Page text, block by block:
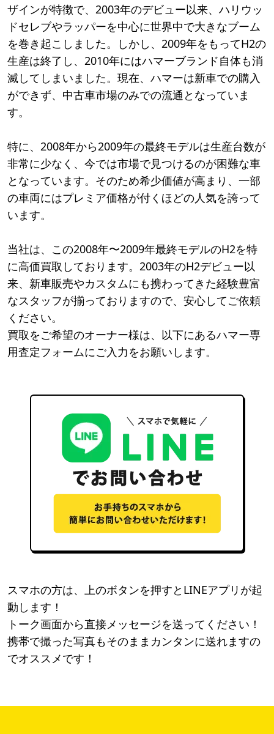
ザインが特徴で、2003年のデビュー以来、ハリウッ
ドセレブやラッパーを中心に世界中で大きなブーム
を巻き起こしました。しかし、2009年をもってH2の
生産は終了し、2010年にはハマーブランド自体も消
滅してしまいました。現在、ハマーは新車での購入
ができず、中古車市場のみでの流通となっていま
す。
特に、2008年から2009年の最終モデルは生産台数が
非常に少なく、今では市場で見つけるのが困難な車
となっています。そのため希少価値が高まり、一部
の車両にはプレミア価格が付くほどの人気を誇って
います。
当社は、この2008年〜2009年最終モデルのH2を特
に高価買取しております。2003年のH2デビュー以
来、新車販売やカスタムにも携わってきた経験豊富
なスタッフが揃っておりますので、安心してご依頼
ください。
買取をご希望のオーナー様は、以下にあるハマー専
用査定フォームにご入力をお願いします。
スマホの方は、上のボタンを押すとLINEアプリが起
動します！
トーク画面から直接メッセージを送ってください！
携帯で撮った写真もそのままカンタンに送れますの
でオススメです！